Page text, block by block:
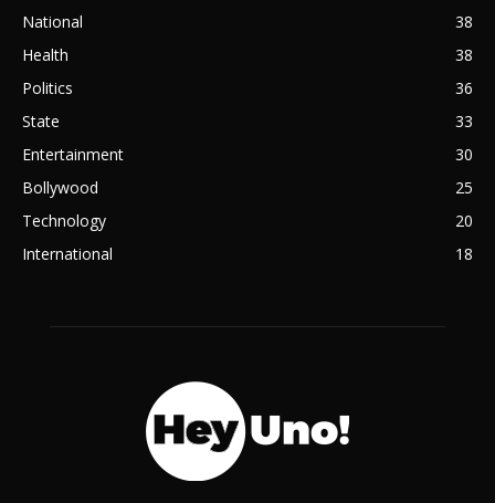
National
38
Health
38
Politics
36
State
33
Entertainment
30
Bollywood
25
Technology
20
International
18